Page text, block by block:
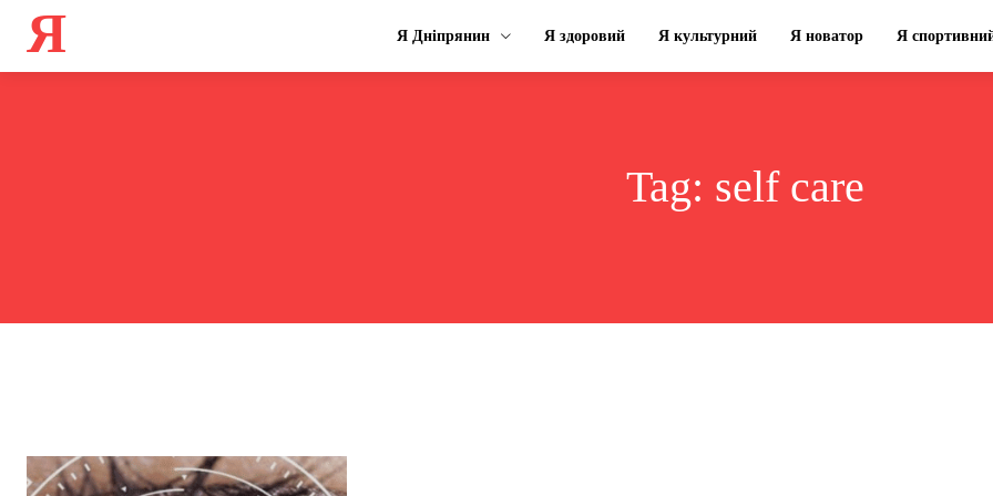
Я Я Дніпрянин Я здоровий Я культурний Я новатор Я
Tag: self care